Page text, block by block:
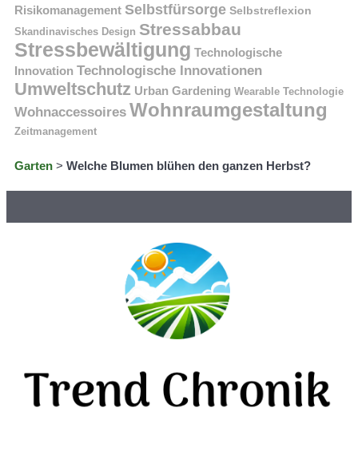
Risikomanagement Selbstfürsorge Selbstreflexion
Skandinavisches Design Stressabbau
Stressbewältigung Technologische
Innovation Technologische Innovationen
Umweltschutz Urban Gardening Wearable Technologie
Wohnaccessoires Wohnraumgestaltung
Zeitmanagement
Garten > Welche Blumen blühen den ganzen Herbst?